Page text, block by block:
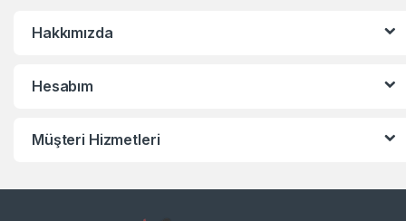
Hakkımızda
Hesabım
Müşteri Hizmetleri